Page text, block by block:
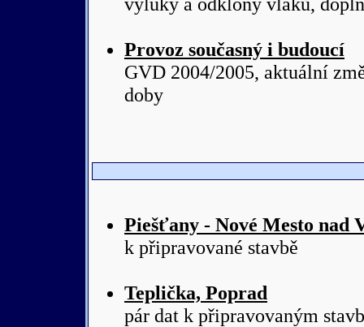
Provoz současný i budoucí
GVD 2004/2005, aktuální
doby
Piešťany - Nové Mesto nad
k připravované stavbě
Teplička, Poprad
pár dat k připravovaným